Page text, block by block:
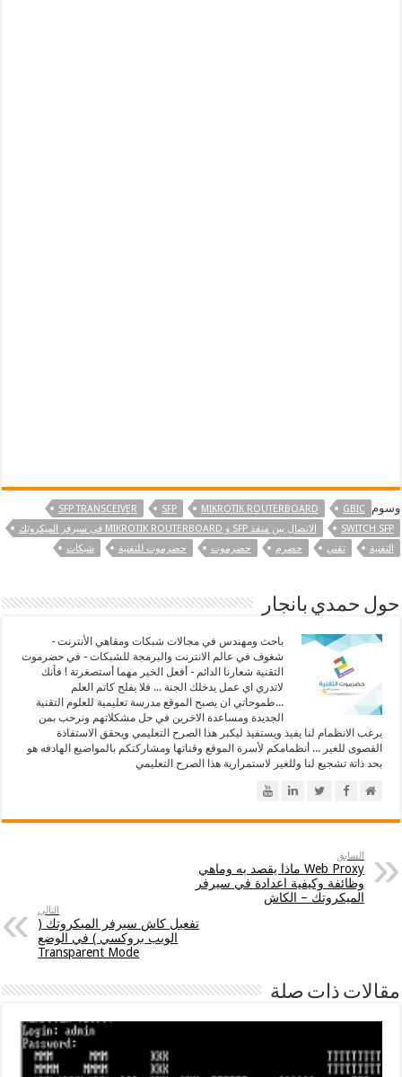
وسوم GBIC
MIKROTIK ROUTERBOARD
SFP
SFP TRANSCEIVER
SWITCH SFP
الاتصال بين منفذ SFP و MIKROTIK ROUTERBOARD في سيرفر الميكروتك
التقنية
تقني حضرم حضرموت حضرموت للتقنية شبكات
حول حمدي بانجار
باحث ومهندس في مجالات شبكات ومقاهي الأنترنت -
شغوف في عالم الانترنت والبرمجة للشبكات - في حضرموت
التقنية شعارنا الدائم - أفعل الخير مهما أستصغرتة ! فأنك
لاتدري اي عمل يدخلك الجنة ... فلا يفلح كاتم العلم
...طموحاتي ان يصبح الموقع مدرسة تعليمية للعلوم التقنية
الجديدة ومساعدة الاخرين في حل مشكلاتهم ونرحب بمن
يرغب الانظمام لنا يفيذ ويستفيذ ليكبر هذا الصرح التعليمي ويحقق الاستفاذة
القصوى للغير ... أنظمامكم لأسرة الموقع وقناتها ومشاركتكم بالمواضيع الهادفه هو
بحد ذاتة تشجيع لنا وللغير لاستمرارية هذا الصرح التعليمي
السابق
Web Proxy ماذا يقصد به وماهي
وظائفة وكيفية اعدادة في سيرفر
الميكروتك – الكاش
التالي
تفعيل كاش سيرفر الميكروتك (
الويب بروكسي ) في الوضع
Transparent Mode
مقالات ذات صلة